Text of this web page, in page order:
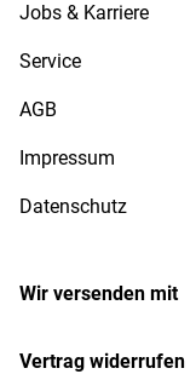
Jobs & Karriere
Service
AGB
Impressum
Datenschutz
Wir versenden mit
Vertrag widerrufen